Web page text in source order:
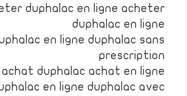
duphalac en ligne acheter
duphalac en ligne
en ligne duphalac sans
prescription
duphalac achat en ligne
en ligne duphalac avec